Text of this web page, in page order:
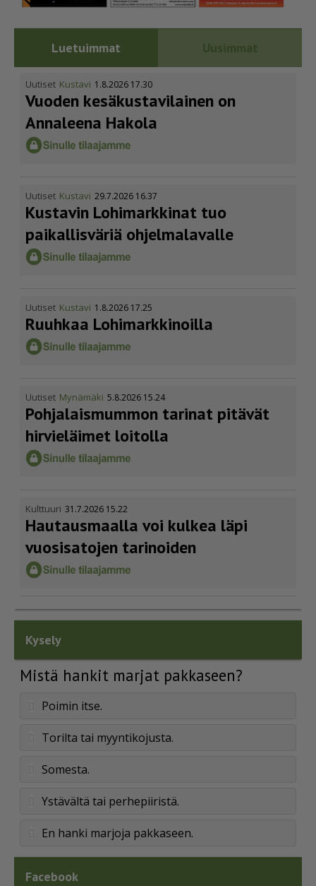
Luetuimmat Uusimmat
Uutiset Kustavi 1.8.2026 17.30
Vuoden kesäkus­ta­vi­lainen on
Annaleena Hakola
Uutiset Kustavi 29.7.2026 16.37
Kustavin Lohimarkkinat tuo
paikallisväriä ohjelmalavalle
Uutiset Kustavi 1.8.2026 17.25
Ruuhkaa Lohimark­ki­noilla
Uutiset Mynämäki 5.8.2026 15.24
Pohja­lais­mummon tarinat pitävät
hirvieläimet loitolla
Kulttuuri 31.7.2026 15.22
Hautausmaalla voi kulkea läpi
vuosisatojen tarinoiden
Kysely
Mistä hankit marjat pakkaseen?
Poimin itse.
Torilta tai myyntikojusta.
Somesta.
Ystävältä tai perhepiiristä.
En hanki marjoja pakkaseen.
Facebook